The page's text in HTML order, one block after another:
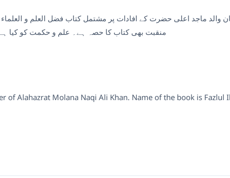
والد ماجد اعلی حضرت کے افادات پر مشتمل کتاب فضل العلم و
منقبت بھی کتاب کا حصہ ہے۔ علم و حکمت کو کیا
of Alahazrat Molana Naqi Ali Khan. Name of the book is